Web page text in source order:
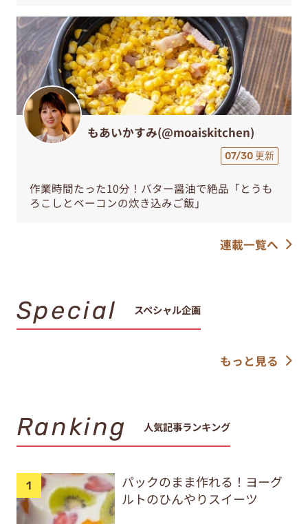
もあいかすみ(@moaiskitchen)
07/30 更新
作業時間たった10分！バター醤油で絶品「とうも
ろこしとベーコンの炊き込みご飯」
連載一覧へ
Special スペシャル企画
もっと見る
Ranking 人気記事ランキング
パックのまま作れる！ヨーグ
ルトのひんやりスイーツ